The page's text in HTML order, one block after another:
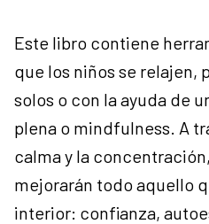
Este libro contiene
que los niños se relajen,
solos o con la ayuda de
plena o mindfulness. A
calma y la
mejorarán todo aquello
interior: confianza,